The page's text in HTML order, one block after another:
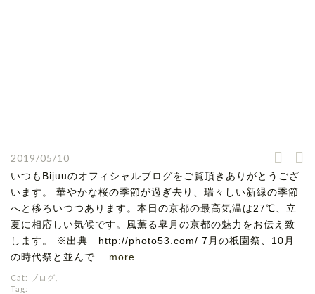
2019/05/10
いつもBijuuのオフィシャルブログをご覧頂きありがとうござ
います。 華やかな桜の季節が過ぎ去り、瑞々しい新緑の季節
へと移ろいつつあります。本日の京都の最高気温は27℃、立
夏に相応しい気候です。風薫る皐月の京都の魅力をお伝え致
します。 ※出典 http://photo53.com/ 7月の祇園祭、10月
の時代祭と並んで ...more
Cat: ブログ
Tag: